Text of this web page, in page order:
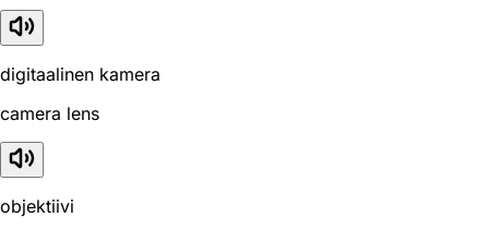
digitaalinen kamera
camera lens
objektiivi